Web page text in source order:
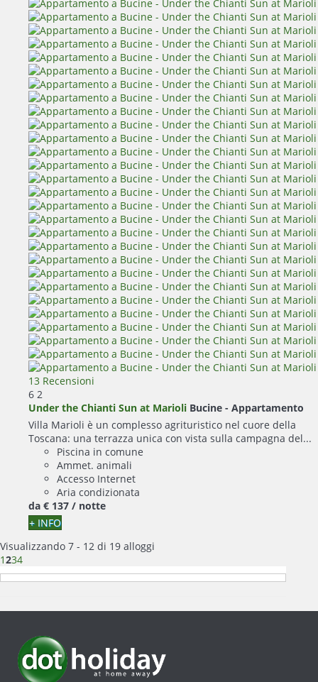
13 Recensioni
6 2
Under the Chianti Sun at Marioli Bucine - Appartamento
Villa Marioli è un complesso agrituristico nel cuore della
Toscana: una terrazza unica con vista sulla campagna del...
Piscina in comune
Ammet. animali
Accesso Internet
Aria condizionata
da € 137 / notte
+ INFO
Visualizzando 7 - 12 di 19 alloggi
1234